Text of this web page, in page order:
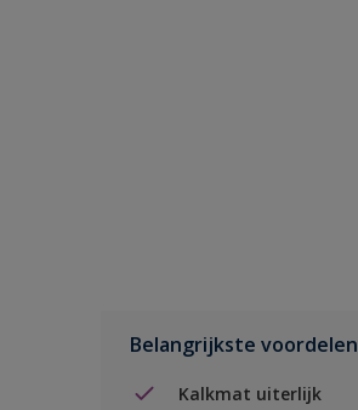
Belangrijkste voordelen
Kalkmat uiterlijk